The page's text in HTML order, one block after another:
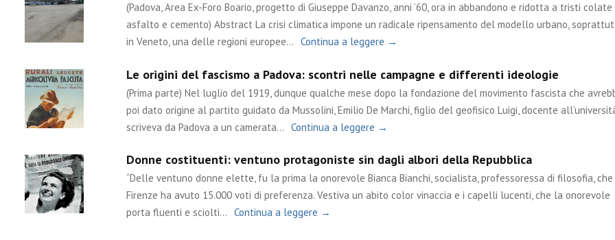
(Padova, Area Ex-Foro Boario, progetto di Giuseppe Davanzo, anni ’60, ora in abbandono e ridotta a tristi colate
asfalto e cemento) Abstract La crisi climatica impone un radicale ripensamento del modello urbano,
in Veneto, una delle regioni europee… Continua a leggere →
Le origini del fascismo a Padova: scontri nelle campagne e differenti ideologie
(Prima parte) Nel luglio del 1919, dunque qualche mese dopo la fondazione del movimento fascista che
poi dato origine al partito guidato da Mussolini, Emilio De Marchi, figlio del geofisico Luigi, docente
scriveva da Padova a un camerata… Continua a leggere →
Donne costituenti: ventuno protagoniste sin dagli albori della Repubblica
“Delle ventuno donne elette, fu la prima la onorevole Bianca Bianchi, socialista, professoressa di filosofia, che
Firenze ha avuto 15.000 voti di preferenza. Vestiva un abito color vinaccia e i capelli lucenti, che la onorevole
porta fluenti e sciolti… Continua a leggere →